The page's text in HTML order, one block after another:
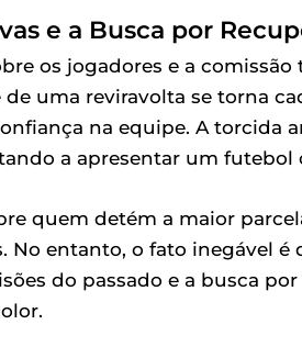
e a Busca por
os jogadores e a
de uma reviravolta se torna
na equipe. A torcida
a apresentar um futebol
quem detém a maior
No entanto, o fato inegável
do passado e a busca